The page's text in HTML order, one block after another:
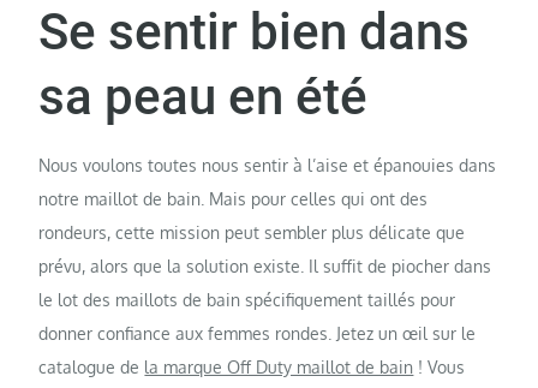
Se sentir bien dans
sa peau en été
Nous voulons toutes nous sentir à l’aise et épanouies dans
notre maillot de bain. Mais pour celles qui ont des
rondeurs, cette mission peut sembler plus délicate que
prévu, alors que la solution existe. Il suffit de piocher dans
le lot des maillots de bain spécifiquement taillés pour
donner confiance aux femmes rondes. Jetez un œil sur le
catalogue de la marque Off Duty maillot de bain ! Vous